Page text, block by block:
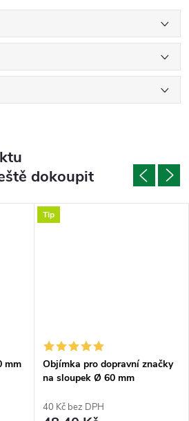
dokoupit
mm
Tip
Objímka pro dopravní značky
na sloupek Ø 60 mm
40 Kč bez DPH